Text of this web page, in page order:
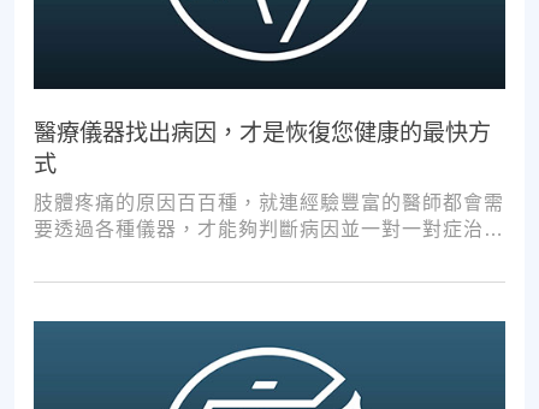
醫療儀器找出病因，才是恢復您健康的最快方
式
肢體疼痛的原因百百種，就連經驗豐富的醫師都會需
要透過各種儀器，才能夠判斷病因並一對一對症治
次推拿、按摩，都難以讓您徹底擺脫不適。